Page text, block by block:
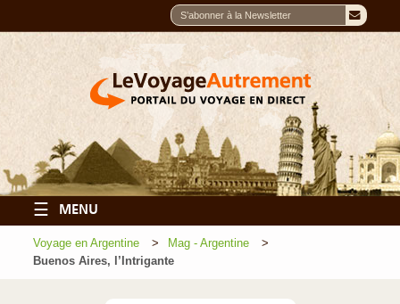
☰ MENU
Voyage en Argentine
Mag - Argentine
Buenos Aires, l’Intrigante